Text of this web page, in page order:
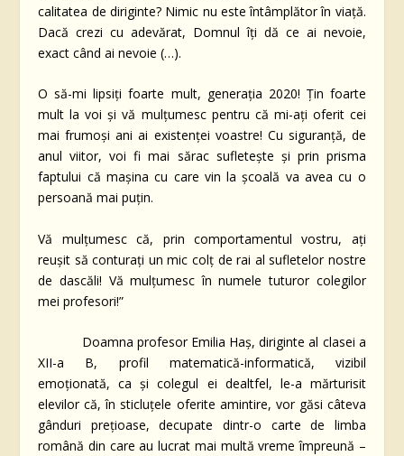
calitatea de diriginte? Nimic nu este întâmplător în viață.
Dacă crezi cu adevărat, Domnul îți dă ce ai nevoie,
exact când ai nevoie (…).
O să-mi lipsiți foarte mult, generația 2020! Țin foarte
mult la voi și vă mulțumesc pentru că mi-ați oferit cei
mai frumoși ani ai existenței voastre! Cu siguranță, de
anul viitor, voi fi mai sărac sufletește și prin prisma
faptului că mașina cu care vin la școală va avea cu o
persoană mai puțin.
Vă mulțumesc că, prin comportamentul vostru, ați
reușit să conturați un mic colț de rai al sufletelor nostre
de dascăli! Vă mulțumesc în numele tuturor colegilor
mei profesori!”
Doamna profesor Emilia Haș, diriginte al clasei a
XII-a B, profil matematică-informatică, vizibil
emoționată, ca și colegul ei dealtfel, le-a mărturisit
elevilor că, în sticluțele oferite amintire, vor găsi câteva
gânduri prețioase, decupate dintr-o carte de limba
română din care au lucrat mai multă vreme împreună –